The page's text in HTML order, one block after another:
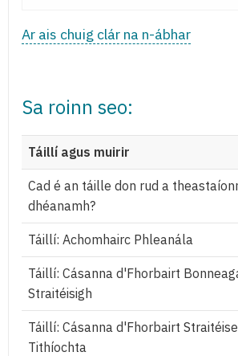
Ar ais chuig clár na n-ábhar
Sa roinn seo:
Táillí agus muirir
Cad é an táille don rud a
dhéanamh?
Táillí: Achomhairc Phleanála
Táillí: Cásanna d'Fhorbairt
Straitéisigh
Táillí: Cásanna d'Fhorbairt
Tithíochta